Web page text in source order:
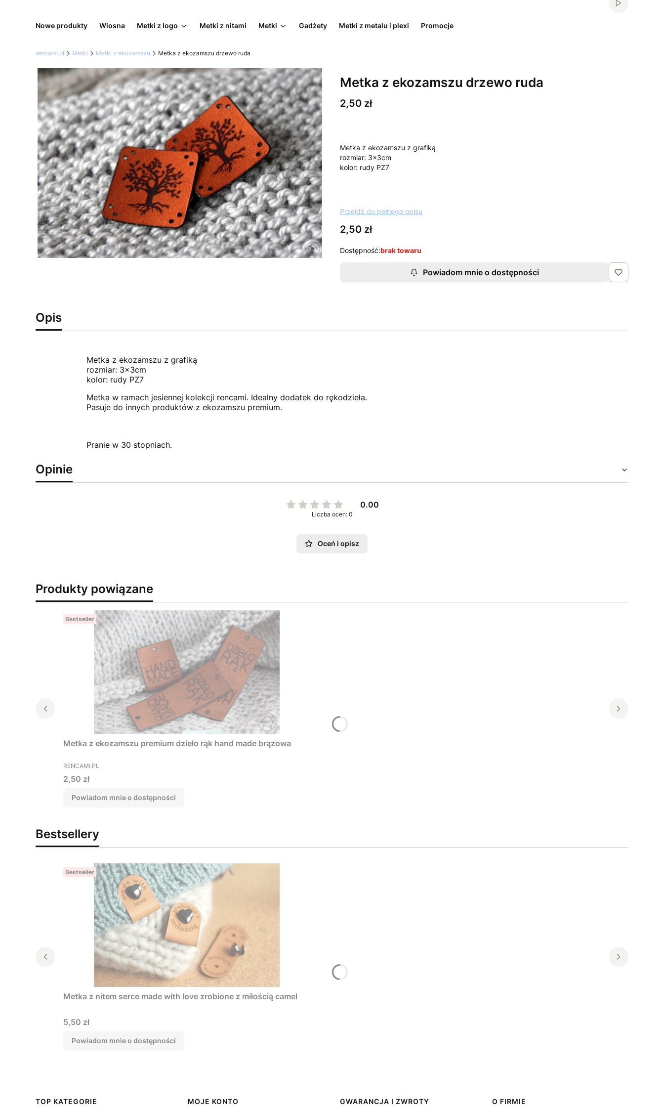
Włącz
Nowe produkty Wiosna Metki z logo Metki z nitami Metki Gadżety Metki z metalu i plexi Promocje
rencami.pl Metki Metki z ekozamszu Metka z ekozamszu drzewo ruda
Metka z ekozamszu drzewo ruda
Cena
2,50 zł
Metka z ekozamszu z grafiką
rozmiar: 3x3cm
kolor: rudy PZ7
Przejdź do pełnego opisu
Cena
2,50 zł
Dostępność:brak towaru
Powiadom mnie o dostępności
Opis
Metka z ekozamszu z grafiką
rozmiar: 3x3cm
kolor: rudy PZ7
Metka w ramach jesiennej kolekcji rencami. Idealny dodatek do rękodzieła.
Pasuje do innych produktów z ekozamszu premium.
Pranie w 30 stopniach.
Opinie
0.00
Liczba ocen: 0
Oceń i opisz
Produkty powiązane
Bestseller
Metka z ekozamszu premium dzieło rąk hand made brązowa
PRODUCENT
RENCAMI.PL
Cena
2,50 zł
Powiadom mnie o dostępności
Bestsellery
Bestseller
Metka z nitem serce made with love zrobione z miłością camel
Cena
5,50 zł
Powiadom mnie o dostępności
Linki w stopce
TOP KATEGORIE MOJE KONTO GWARANCJA I ZWROTY O FIRMIE